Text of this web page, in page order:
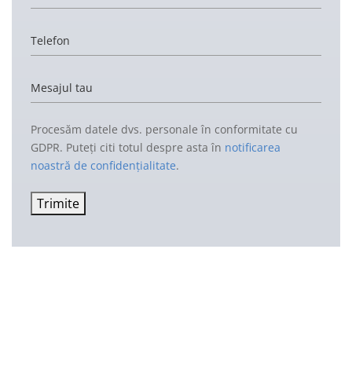
Telefon
Mesajul tau
Procesăm datele dvs. personale în conformitate cu
GDPR. Puteți citi totul despre asta în notificarea
noastră de confidențialitate.
Trimite